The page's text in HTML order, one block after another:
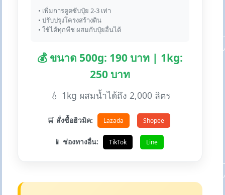
• เพิ่มการดูดซับปุ๋ย 2-3 เท่า
• ปรับปรุงโครงสร้างดิน
• ใช้ได้ทุกพืช ผสมกับปุ๋ยอื่นได้
💰 ขนาด 500g: 190 บาท | 1kg:
250 บาท
💧 1kg ผสมน้ำได้ถึง 2,000 ลิตร
🛒 สั่งซื้อฮิวมิค: Lazada Shopee
📱 ช่องทางอื่น: TikTok Line